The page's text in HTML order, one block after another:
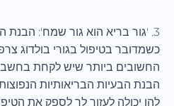
3. 'גור בריא הוא גור שמח': הבנת הבעיות הבריאותיות
כשמדובר בטיפול בגורי בולדוג
החשובים ביותר שיש לקחת
הבנת הבעיות הבריאותיות
להן יכולה לעזור לך לספק את